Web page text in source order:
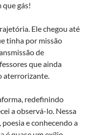
que gás!
Ele chegou até
tinha por missão
de
que ainda
aterrorizante.
redefinindo
a observá-lo. Nessa
e conhecendo a